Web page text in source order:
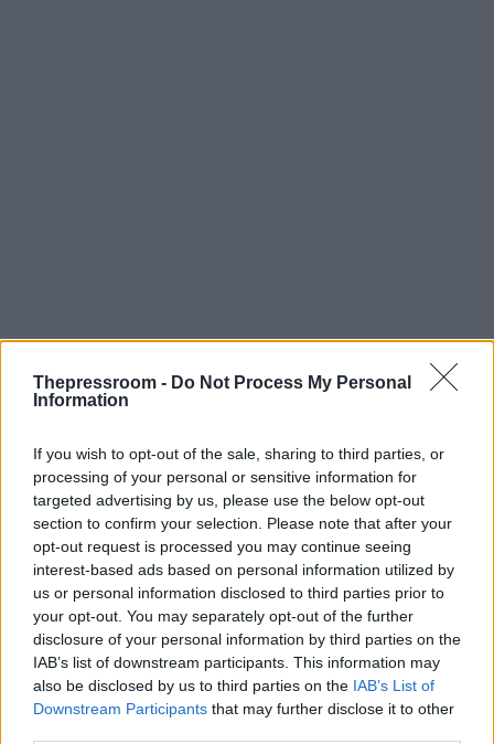
Thepressroom - Do Not Process My Personal
Information
If you wish to opt-out of the sale, sharing to third parties, or
processing of your personal or sensitive information for
targeted advertising by us, please use the below opt-out
section to confirm your selection. Please note that after your
opt-out request is processed you may continue seeing
interest-based ads based on personal information utilized by
us or personal information disclosed to third parties prior to
your opt-out. You may separately opt-out of the further
disclosure of your personal information by third parties on the
IAB’s list of downstream participants. This information may
also be disclosed by us to third parties on the IAB’s List of
Downstream Participants that may further disclose it to other